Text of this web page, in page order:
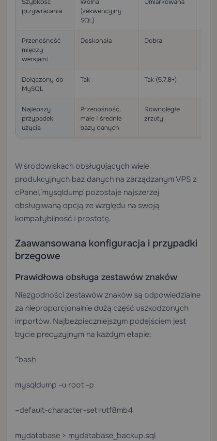
Szybkość
przywracania
Wolna
(sekwencyjny
SQL)
Umiarkowana
Przenośność
między
wersjami
Doskonała Dobra
Dołączony do
MySQL
Tak Tak (5.7.8+)
Najlepszy
przypadek
użycia
Przenośność,
małe i średnie
bazy danych
Równoległe
zrzuty
W środowiskach obsługujących wiele
produkcyjnych baz danych na zarządzanymVPS z
cPanel, `mysqldump` pozostaje najszerzej
obsługiwaną opcją ze względu na swoją
kompatybilność i prostotę.
Zaawansowana konfiguracja i przypadki
brzegowe
Prawidłowa obsługa zestawów znaków
Niezgodności zestawów znaków są odpowiedzialne
za nieproporcjonalnie dużą część uszkodzonych
importów. Najbezpieczniejszym podejściem jest
bycie precyzyjnym na każdym etapie:
“`bash
mysqldump -u root -p
–default-character-set=utf8mb4
mydatabase > mydatabase_backup.sql